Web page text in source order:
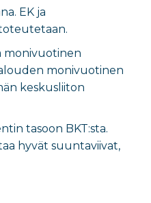
EK ja
monivuotinen
monivuotinen
keskusliiton
tasoon BKT:sta.
hyvät suuntaviivat,